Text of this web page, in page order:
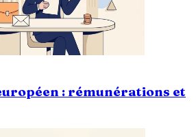
: rémunérations et